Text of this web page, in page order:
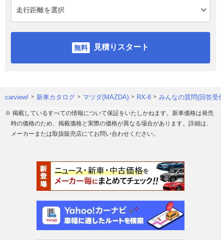
見積りスタート
carview! 新車カタログ マツダ(MAZDA) RX-8 みんなの質問(回答受
※ 掲載しているすべての情報について保証をいたしかねます。新車価格は発売
時の価格のため、掲載価格と実際の価格が異なる場合があります。詳細は、
メーカーまたは取扱販売店にてお問い合わせください。